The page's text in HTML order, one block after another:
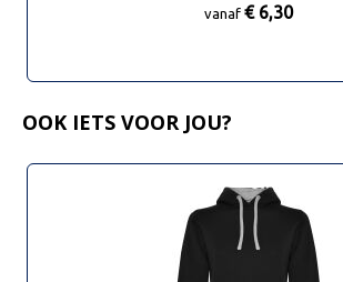
vanaf € 6,30
OOK IETS VOOR JOU?